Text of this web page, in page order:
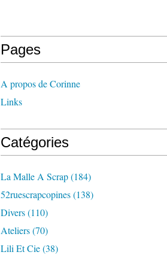
Pages
A propos de Corinne
Links
Catégories
La Malle A Scrap(184)
52ruescrapcopines(138)
Divers(110)
Ateliers(70)
Lili Et Cie(38)